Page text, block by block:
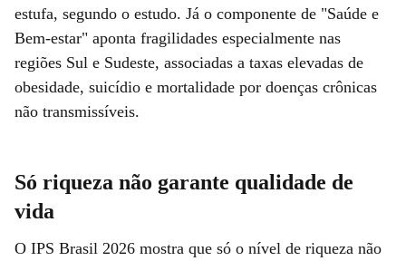
estufa, segundo o estudo. Já o componente de "Saúde e
Bem-estar" aponta fragilidades especialmente nas
regiões Sul e Sudeste, associadas a taxas elevadas de
obesidade, suicídio e mortalidade por doenças crônicas
não transmissíveis.
Só riqueza não garante qualidade de
vida
O IPS Brasil 2026 mostra que só o nível de riqueza não